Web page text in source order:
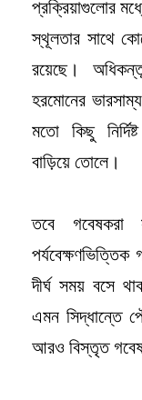
প্রক্রিয়াগুলোর
স্থূলতার সাথে
রয়েছে।
হরমোনের
মতো কিছু
বাড়িয়ে তোলে।
তবে
দীর্ঘ সময় বসে
এমন সিদ্ধান্তে
আরও বিস্তৃত